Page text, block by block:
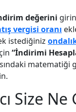
değerini
vergisi oranı
istediğiniz
“İndirimi
matematiği
Size